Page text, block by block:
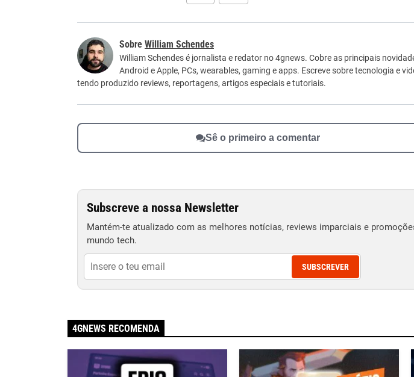
Este conteúdo não tem a informação que procuro
Outro
William Schendes
William Schendes é jornalista e redator no 4gnews. Cobre as principais
Android e Apple, PCs, wearables, gaming e apps. Escreve sobre tecnologia e
tendo produzido reviews, reportagens, artigos especiais e tutoriais.
Sê o primeiro a comentar
Subscreve a nossa Newsletter
Mantém-te atualizado com as melhores notícias, reviews imparciais e
mundo tech.
SUBSCREVER
4GNEWS RECOMENDA